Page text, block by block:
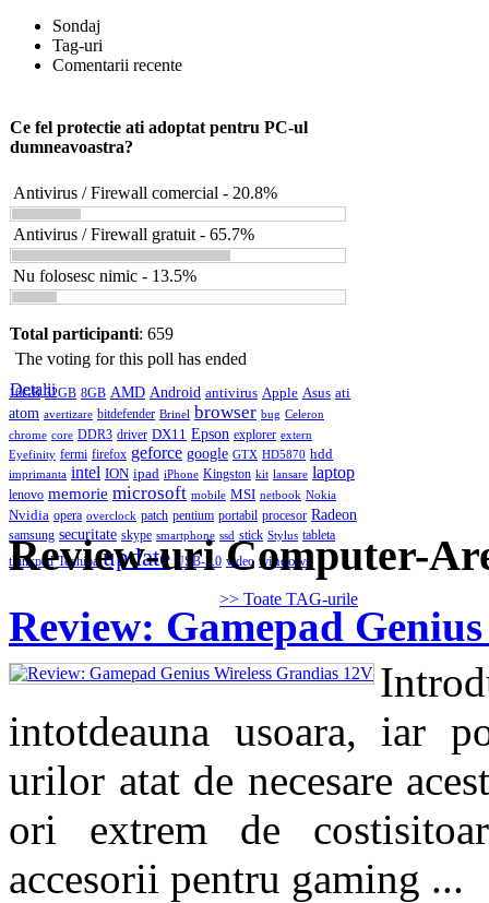
Sondaj
Tag-uri
Comentarii recente
Ce fel protectie ati adoptat pentru PC-ul
dumneavoastra?
Antivirus / Firewall comercial - 20.8%
Antivirus / Firewall gratuit - 65.7%
Nu folosesc nimic - 13.5%
Total participanti: 659
The voting for this poll has ended
Detalii
16GB 32GB 8GB AMD Android antivirus Apple Asus ati
atom avertizare bitdefender Brinel browser bug Celeron
chrome core DDR3 driver DX11 Epson explorer extern
Eyefinity fermi firefox geforce google GTX HD5870 hdd
imprimanta intel ION ipad iPhone Kingston kit lansare laptop
lenovo memorie microsoft mobile MSI netbook Nokia
Nvidia opera overclock patch pentium portabil procesor Radeon
samsung securitate skype smartphone ssd stick Stylus tableta
thinkpad Toshiba update USB-3.0 video windows
>> Toate TAG-urile
Review-uri Computer-
Review: Gamepad
intotdeauna usoara, iar
urilor atat de necesare
ori extrem de
accesorii pentru gaming ...